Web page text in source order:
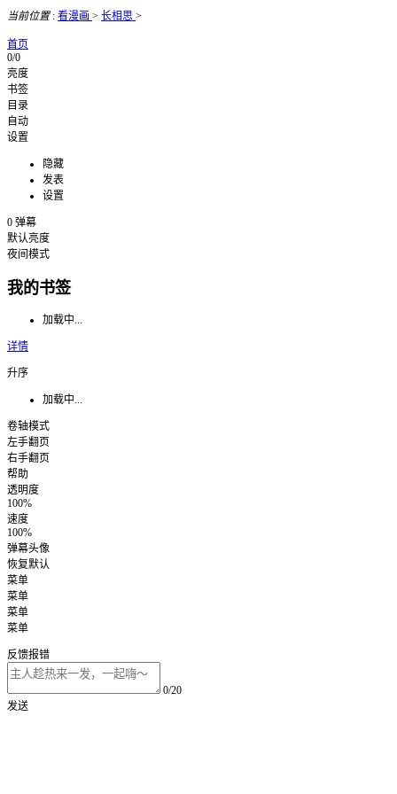
当前位置: 看漫画 > 长相思 >
首页
0/0
亮度
书签
目录
自动
设置
隐藏
发表
设置
0 弹幕
默认亮度
夜间模式
我的书签
加载中...
详情
升序
加载中...
卷轴模式
左手翻页
右手翻页
帮助
透明度
100%
速度
100%
弹幕头像
恢复默认
菜单
菜单
菜单
菜单
反馈报错
0/20
发送